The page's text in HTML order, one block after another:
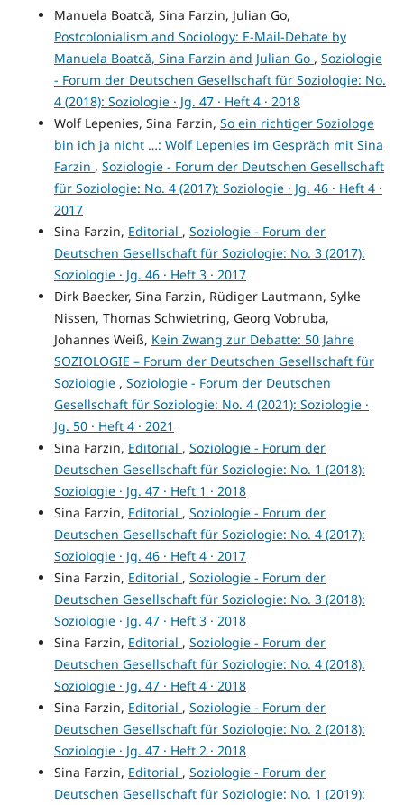
Manuela Boatcă, Sina Farzin, Julian Go,
Postcolonialism and Sociology: E-Mail-Debate by
Manuela Boatcă, Sina Farzin and Julian Go , Soziologie
- Forum der Deutschen Gesellschaft für Soziologie: No.
4 (2018): Soziologie · Jg. 47 · Heft 4 · 2018
Wolf Lepenies, Sina Farzin, So ein richtiger Soziologe
bin ich ja nicht …: Wolf Lepenies im Gespräch mit Sina
Farzin , Soziologie - Forum der Deutschen Gesellschaft
für Soziologie: No. 4 (2017): Soziologie · Jg. 46 · Heft 4 ·
2017
Sina Farzin, Editorial , Soziologie - Forum der
Deutschen Gesellschaft für Soziologie: No. 3 (2017):
Soziologie · Jg. 46 · Heft 3 · 2017
Dirk Baecker, Sina Farzin, Rüdiger Lautmann, Sylke
Nissen, Thomas Schwietring, Georg Vobruba,
Johannes Weiß, Kein Zwang zur Debatte: 50 Jahre
SOZIOLOGIE – Forum der Deutschen Gesellschaft für
Soziologie , Soziologie - Forum der Deutschen
Gesellschaft für Soziologie: No. 4 (2021): Soziologie ·
Jg. 50 · Heft 4 · 2021
Sina Farzin, Editorial , Soziologie - Forum der
Deutschen Gesellschaft für Soziologie: No. 1 (2018):
Soziologie · Jg. 47 · Heft 1 · 2018
Sina Farzin, Editorial , Soziologie - Forum der
Deutschen Gesellschaft für Soziologie: No. 4 (2017):
Soziologie · Jg. 46 · Heft 4 · 2017
Sina Farzin, Editorial , Soziologie - Forum der
Deutschen Gesellschaft für Soziologie: No. 3 (2018):
Soziologie · Jg. 47 · Heft 3 · 2018
Sina Farzin, Editorial , Soziologie - Forum der
Deutschen Gesellschaft für Soziologie: No. 4 (2018):
Soziologie · Jg. 47 · Heft 4 · 2018
Sina Farzin, Editorial , Soziologie - Forum der
Deutschen Gesellschaft für Soziologie: No. 2 (2018):
Soziologie · Jg. 47 · Heft 2 · 2018
Sina Farzin, Editorial , Soziologie - Forum der
Deutschen Gesellschaft für Soziologie: No. 1 (2019):